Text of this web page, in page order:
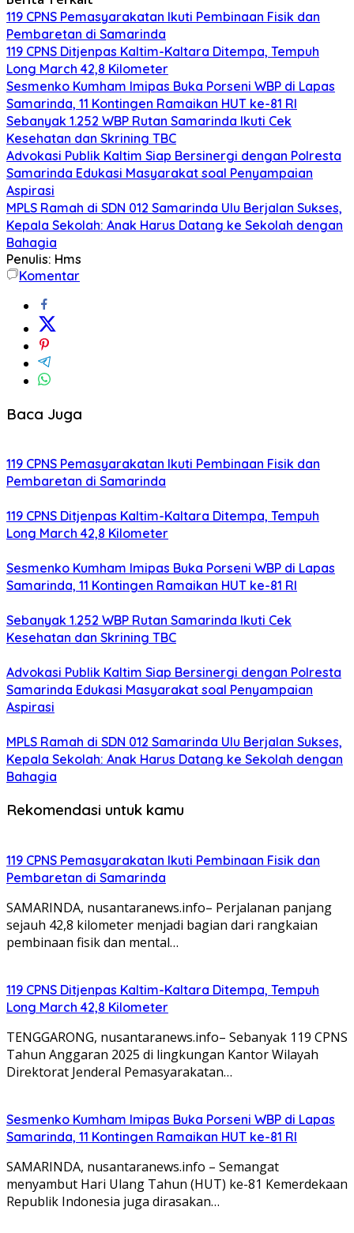
119 CPNS Pemasyarakatan Ikuti Pembinaan Fisik dan
Pembaretan di Samarinda
119 CPNS Ditjenpas Kaltim-Kaltara Ditempa, Tempuh
Long March 42,8 Kilometer
Sesmenko Kumham Imipas Buka Porseni WBP di Lapas
Samarinda, 11 Kontingen Ramaikan HUT ke-81 RI
Sebanyak 1.252 WBP Rutan Samarinda Ikuti Cek
Kesehatan dan Skrining TBC
Advokasi Publik Kaltim Siap Bersinergi dengan Polresta
Samarinda Edukasi Masyarakat soal Penyampaian
Aspirasi
MPLS Ramah di SDN 012 Samarinda Ulu Berjalan Sukses,
Kepala Sekolah: Anak Harus Datang ke Sekolah dengan
Bahagia
Penulis: Hms
Komentar
Baca Juga
119 CPNS Pemasyarakatan Ikuti Pembinaan Fisik dan
Pembaretan di Samarinda
119 CPNS Ditjenpas Kaltim-Kaltara Ditempa, Tempuh
Long March 42,8 Kilometer
Sesmenko Kumham Imipas Buka Porseni WBP di Lapas
Samarinda, 11 Kontingen Ramaikan HUT ke-81 RI
Sebanyak 1.252 WBP Rutan Samarinda Ikuti Cek
Kesehatan dan Skrining TBC
Advokasi Publik Kaltim Siap Bersinergi dengan Polresta
Samarinda Edukasi Masyarakat soal Penyampaian
Aspirasi
MPLS Ramah di SDN 012 Samarinda Ulu Berjalan Sukses,
Kepala Sekolah: Anak Harus Datang ke Sekolah dengan
Bahagia
Rekomendasi untuk kamu
119 CPNS Pemasyarakatan Ikuti Pembinaan Fisik dan
Pembaretan di Samarinda
SAMARINDA, nusantaranews.info– Perjalanan panjang
sejauh 42,8 kilometer menjadi bagian dari rangkaian
pembinaan fisik dan mental…
119 CPNS Ditjenpas Kaltim-Kaltara Ditempa, Tempuh
Long March 42,8 Kilometer
TENGGARONG, nusantaranews.info– Sebanyak 119 CPNS
Tahun Anggaran 2025 di lingkungan Kantor Wilayah
Direktorat Jenderal Pemasyarakatan…
Sesmenko Kumham Imipas Buka Porseni WBP di Lapas
Samarinda, 11 Kontingen Ramaikan HUT ke-81 RI
SAMARINDA, nusantaranews.info – Semangat
menyambut Hari Ulang Tahun (HUT) ke-81 Kemerdekaan
Republik Indonesia juga dirasakan…